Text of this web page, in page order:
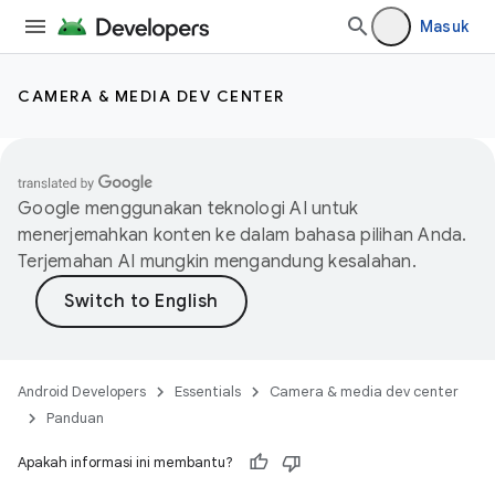
Masuk
CAMERA & MEDIA DEV CENTER
Google menggunakan teknologi AI untuk
menerjemahkan konten ke dalam bahasa pilihan Anda.
Terjemahan AI mungkin mengandung kesalahan.
Android Developers Essentials
Camera & media dev center
Panduan
Apakah informasi ini membantu?